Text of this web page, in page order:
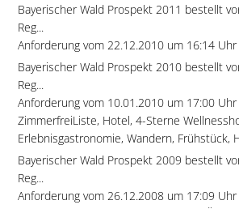
Bayerischer Wald Prospekt 2011 bestellt
Reg...
Anforderung vom 22.12.2010 um 16:14
Bayerischer Wald Prospekt 2010 bestellt
Reg...
Anforderung vom 10.01.2010 um 17:00
ZimmerfreiListe, Hotel, 4-Sterne
Erlebnisgastronomie, Wandern, Frühstück,
Bayerischer Wald Prospekt 2009 bestellt
Reg...
Anforderung vom 26.12.2008 um 17:09